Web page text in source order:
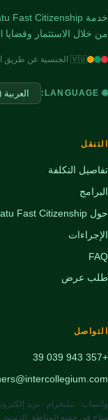
من خلال الاستثمار وقضايا Interpol والممارسة القانونية عبر الحدود.
🇻🇺 الجنسية عن طريق الاستثمار 2026
🌐 LANGUAGE:
التنقل
تفاصيل التكلفة
البرامج
حول Vanuatu Fast Citizenship
الإجراءات
FAQ
طلب عرض
التواصل
+357 943 039 39
واتساب · تيليجرام · بريد
متاح في جميع المناطق الزمنية